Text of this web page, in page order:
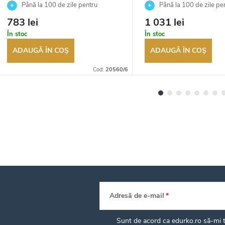
Până la 100 de zile pentru
returnarea bunurilor. Vânzător
autorizat
783 lei
În stoc
ADAUGĂ ÎN COŞ
Cod: 20560/6
Până la 100 de zile
returnarea bunurilor.
autorizat
1 031 lei
În stoc
ADAUGĂ ÎN COŞ
Adresă de e-mail
Sunt de acord ca edurko.ro să-